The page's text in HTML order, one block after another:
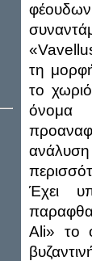
τη
το
όνομα
Έχει
Ali» το